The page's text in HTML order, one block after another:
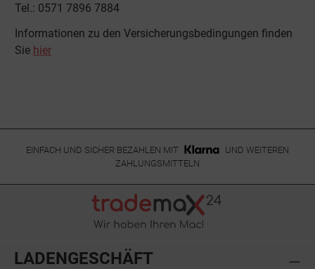
Tel.: 0571 7896 7884
Informationen zu den Versicherungsbedingungen finden
Sie hier
EINFACH UND SICHER BEZAHLEN MIT
UND WEITEREN
ZAHLUNGSMITTELN
LADENGESCHÄFT